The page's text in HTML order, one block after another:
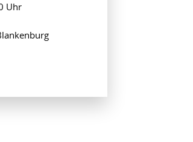
Uhr